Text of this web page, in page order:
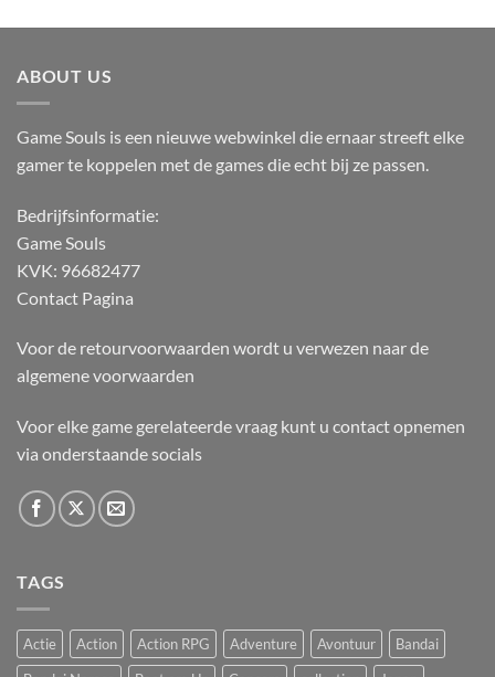
ABOUT US
Game Souls is een nieuwe webwinkel die ernaar streeft elke
gamer te koppelen met de games die echt bij ze passen.
Bedrijfsinformatie:
Game Souls
KVK: 96682477
Contact Pagina
Voor de retourvoorwaarden wordt u verwezen naar de
algemene voorwaarden
Voor elke game gerelateerde vraag kunt u contact opnemen
via onderstaande socials
TAGS
Actie Action Action RPG Adventure Avontuur
Bandai